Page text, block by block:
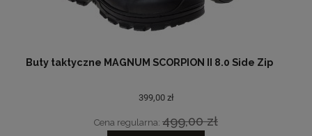
Buty taktyczne MAGNUM SCORPION II 8.0 Side Zip
399,00 zł
Cena regularna: 499,00 zł